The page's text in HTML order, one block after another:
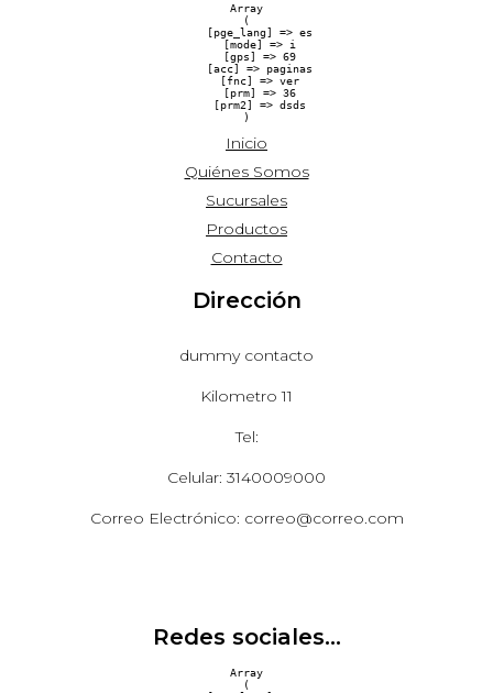
Array
(
    [pge_lang] => es
    [mode] => i
    [gps] => 69
    [acc] => paginas
    [fnc] => ver
    [prm] => 36
    [prm2] => dsds
Inicio
Quiénes Somos
Sucursales
Productos
Contacto
Dirección
dummy contacto
Kilometro 11
Tel:
Celular: 3140009000
Correo Electrónico: correo@correo.com
Redes sociales...
Array
(